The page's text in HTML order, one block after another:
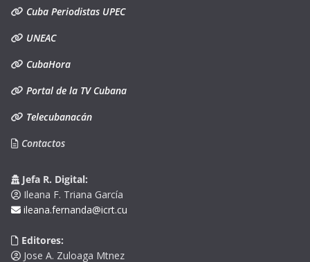
Cuba Periodistas UPEC
UNEAC
CubaHora
Portal de la TV Cubana
Telecubanacán
Contactos
Jefa R. Digital:
Ileana F. Triana García
ileana.fernanda@icrt.cu
Editores:
Jose A. Zuloaga Mtnez